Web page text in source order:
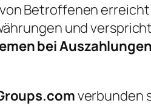
Betroffenen
und
bei
verbunden